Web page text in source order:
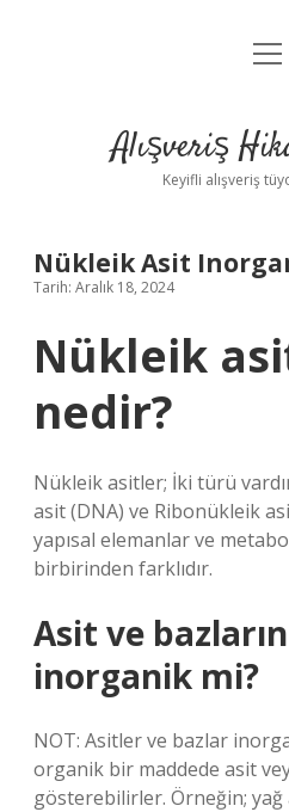
Yasal
Alışveriş
Keyifli alışveriş
Nükleik Asit
Tarih: Aralık 18, 2024
Nükleik
nedir?
Nükleik asitler; İki türü
asit (DNA) ve Ribonükleik
yapısal elemanlar ve
birbirinden farklıdır.
Asit ve
inorganik mi?
NOT: Asitler ve bazlar
organik bir maddede asit
gösterebilirler. Örneğin;